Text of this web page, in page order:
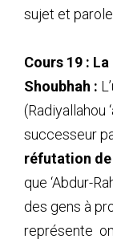
sujet et
Cours 19 :
Shoubhah :
(Radiyallahou
successeur
réfutation de
que ‘Abdur-
des gens à
représente